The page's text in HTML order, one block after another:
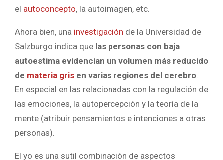
el autoconcepto, la autoimagen, etc.
Ahora bien, una investigación de la Universidad de
Salzburgo indica que las personas con baja
autoestima evidencian un volumen más reducido
de materia gris en varias regiones del cerebro
En especial en las relacionadas con la regulación de
las emociones, la autopercepción y la teoría de la
mente (atribuir pensamientos e intenciones a otras
personas).
El yo es una sutil combinación de aspectos